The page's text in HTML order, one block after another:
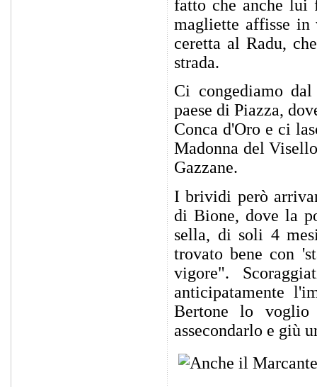
fatto che anche lui
magliette affisse in
ceretta al Radu,
strada.
Ci congediamo
paese di Piazza,
Conca d'Oro e ci
Madonna del
Gazzane.
I brividi però
di Bione, dove la
sella, di soli 4
trovato bene con
vigore".
anticipatamente
Bertone lo
assecondarlo e giù